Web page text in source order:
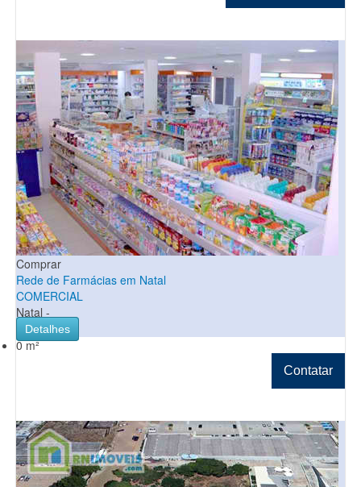
Comprar
Rede de Farmácias em Natal
COMERCIAL
Natal -
Detalhes
0 m²
Contatar